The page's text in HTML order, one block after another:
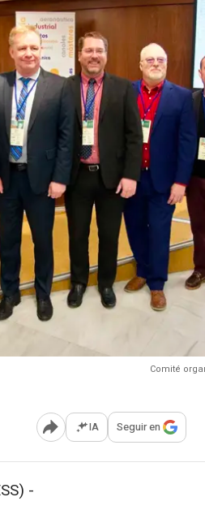
Comité
Abrir opciones para
IA Seguir en
-